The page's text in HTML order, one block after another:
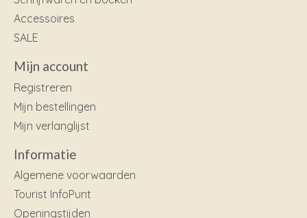
Accessoires
SALE
Mijn account
Registreren
Mijn bestellingen
Mijn verlanglijst
Informatie
Algemene voorwaarden
Tourist InfoPunt
Openingstijden